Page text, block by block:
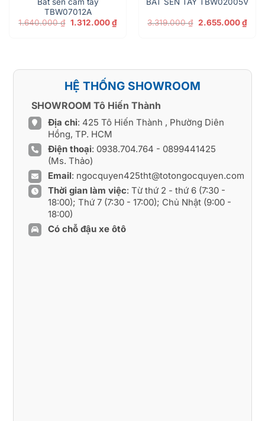
TBW07012A
1.640.000₫ Giá
1.312.000₫Giá
hiện
BÁT SEN TAY TBW02005V
3.319.000₫ Giá
2.655.000₫Giá
hiện
₫.
HỆ THỐNG SHOWROOM
SHOWROOM Tô Hiến Thành
Địa chỉ: 425 Tô Hiến Thành , Phường Diên
Hồng, TP. HCM
Điện thoại: 0938.704.764 - 0899441425
(Ms. Thảo)
Email: ngocquyen425tht@totongocquyen.com
Thời gian làm việc: Từ thứ 2 - thứ 6 (7:30 -
18:00); Thứ 7 (7:30 - 17:00); Chủ Nhật (9:00 -
18:00)
Có chỗ đậu xe ôtô